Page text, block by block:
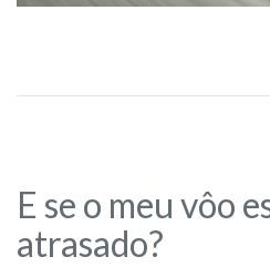
E se o meu vôo
atrasado?